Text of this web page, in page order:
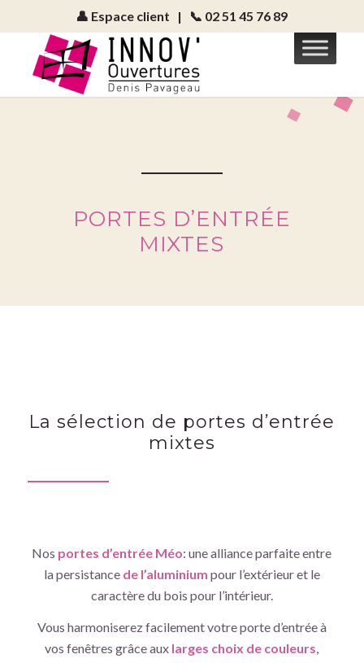
👤 Espace client | 📞 02 51 45 76 89
PORTES D’ENTRÉE
MIXTES
La sélection de portes d’entrée
mixtes
Nos portes d’entrée Méo: une alliance parfaite entre
la persistancede l’aluminium pour l’extérieur et le
caractère du bois pour l’intérieur.
Vous harmoniserez facilement votre porte d’entrée à
vos fenêtres grâce aux larges choix de couleurs,